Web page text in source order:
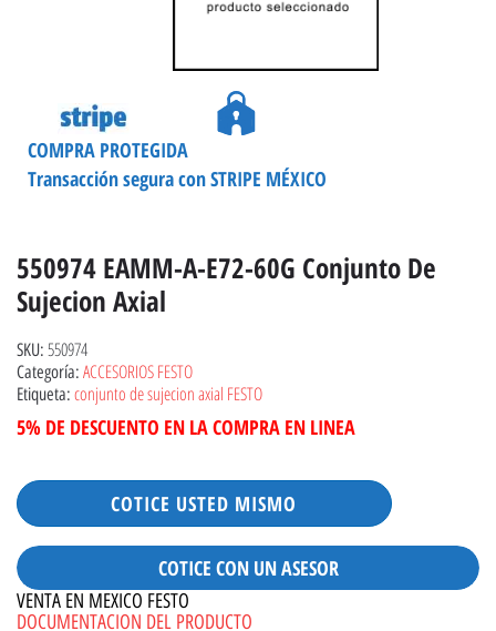
Transacción segura con STRIPE MÉXICO
COMPRA PROTEGIDA
550974 EAMM-A-E72-60G Conjunto De
Sujecion Axial
SKU: 550974
Categoría: ACCESORIOS FESTO
Etiqueta: conjunto de sujecion axial FESTO
5% DE DESCUENTO EN LA COMPRA EN LINEA
COTICE USTED MISMO
COTICE CON UN ASESOR
VENTA EN MEXICO FESTO
DOCUMENTACION DEL PRODUCTO